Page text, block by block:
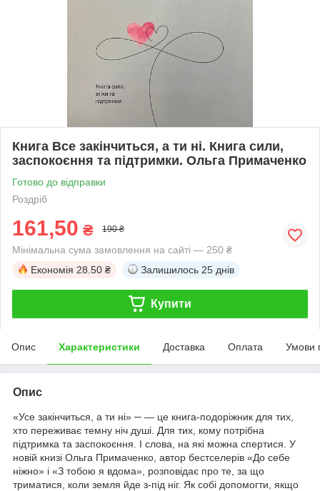
Книга Все закінчиться, а ти ні. Книга сили,
заспокоєння та підтримки. Ольга Примаченко
Готово до відправки
Роздріб
161,50 ₴ 190 ₴
Мінімальна сума замовлення на сайті — 250 ₴
Економія 28.50 ₴ Залишилось 25 днів
Купити
Опис Характеристики Доставка Оплата Умови
Опис
«Усе закінчиться, а ти ні» ─ — це книга-подоріжник для тих,
хто переживає темну ніч душі. Для тих, кому потрібна
підтримка та заспокоєння. І слова, на які можна спертися. У
новій книзі Ольга Примаченко, автор бестселерів «До себе
ніжно» і «З тобою я вдома», розповідає про те, за що
триматися, коли земля йде з-під ніг. Як собі допомогти, якщо